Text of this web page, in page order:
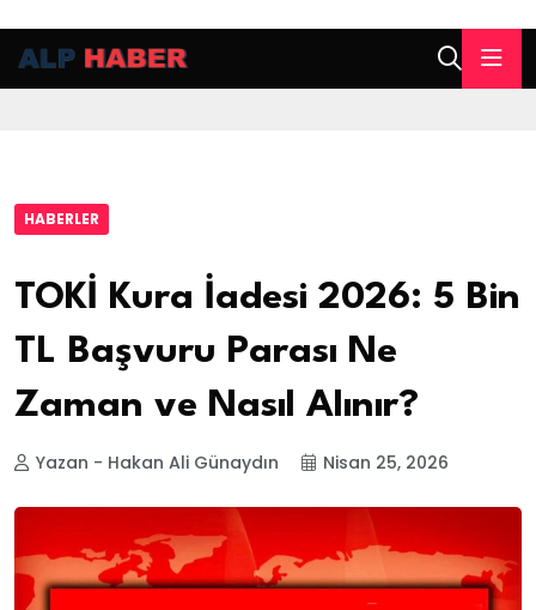
HABERLER
TOKİ Kura İadesi 2026: 5 Bin
TL Başvuru Parası Ne
Zaman ve Nasıl Alınır?
Yazan - Hakan Ali Günaydın Nisan 25, 2026